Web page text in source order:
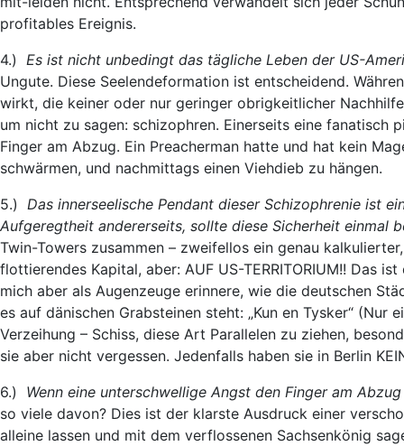
profitables Ereignis.
4.) Es ist nicht unbedingt das tägliche Leben der US-
Ungute. Diese Seelendeformation ist entscheidend.
wirkt, die keiner oder nur geringer obrigkeitlicher
um nicht zu sagen: schizophren. Einerseits eine
Finger am Abzug. Ein Preacherman hatte und hat kein
schwärmen, und nachmittags einen Viehdieb zu hängen.
5.) Das innerseelische Pendant dieser Schizophrenie ist
Aufgeregtheit andererseits, sollte diese Sicherheit einmal
Twin-Towers zusammen – zweifellos ein genau
flottierendes Kapital, aber: AUF US-TERRITORIUM!! Das
mich aber als Augenzeuge erinnere, wie die deutschen
es auf dänischen Grabsteinen steht: „Kun en Tysker“
Verzeihung – Schiss, diese Art Parallelen zu ziehen,
sie aber nicht vergessen. Jedenfalls haben sie in Berlin
6.) Wenn eine unterschwellige Angst den Finger am
so viele davon? Dies ist der klarste Ausdruck einer
alleine lassen und mit dem verflossenen Sachsenkönig